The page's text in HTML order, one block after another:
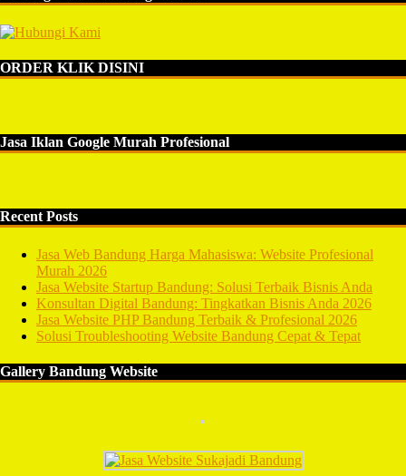
ORDER KLIK DISINI
Jasa Iklan Google Murah Profesional
Recent Posts
Jasa Web Bandung Harga Mahasiswa: Website Profesional
Murah 2026
Jasa Website Startup Bandung: Solusi Terbaik Bisnis Anda
Konsultan Digital Bandung: Tingkatkan Bisnis Anda 2026
Jasa Website PHP Bandung Terbaik & Profesional 2026
Solusi Troubleshooting Website Bandung Cepat & Tepat
Gallery Bandung Website